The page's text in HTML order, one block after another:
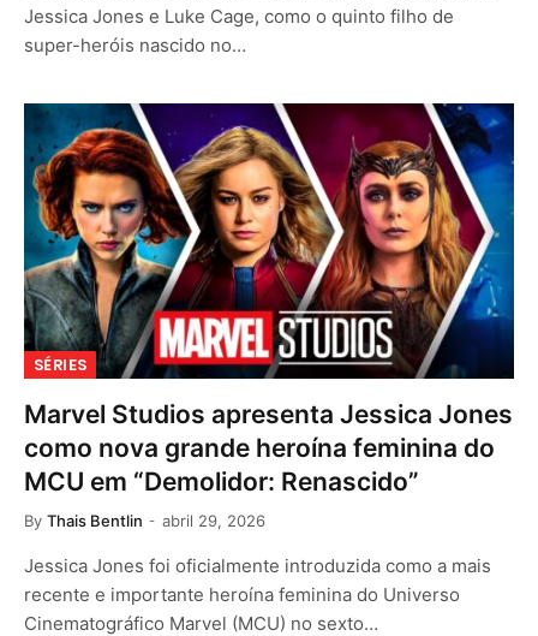
Jessica Jones e Luke Cage, como o quinto filho de
super-heróis nascido no…
SÉRIES
Marvel Studios apresenta Jessica Jones
como nova grande heroína feminina do
MCU em “Demolidor: Renascido”
By Thais Bentlin abril 29, 2026
Jessica Jones foi oficialmente introduzida como a mais
recente e importante heroína feminina do Universo
Cinematográfico Marvel (MCU) no sexto…